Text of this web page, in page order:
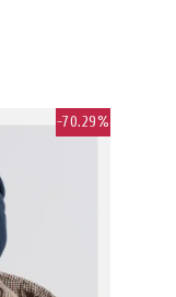
-70.29%